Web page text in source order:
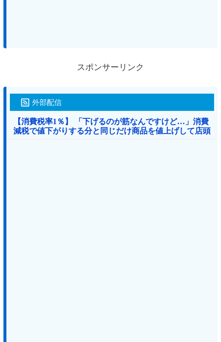
スポンサーリンク
外部配信
【消費税率1％】 「下げるのが筋なんですけど…」消費
減税で値下がりする分と同じだけ商品を値上げして店頭
価格を変えない店も